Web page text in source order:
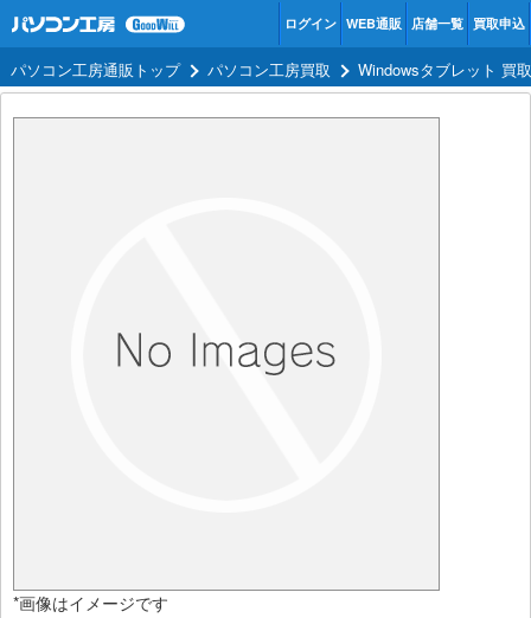
ログイン WEB通販 店舗一覧 買取申込
パソコン工房通販トップ パソコン工房買取 Windowsタブレット 買
*画像はイメージです